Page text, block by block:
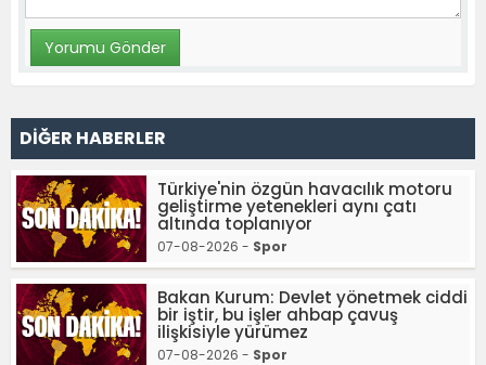
DİĞER HABERLER
Türkiye'nin özgün havacılık motoru
geliştirme yetenekleri aynı çatı
altında toplanıyor
07-08-2026 - Spor
Bakan Kurum: Devlet yönetmek ciddi
bir iştir, bu işler ahbap çavuş
ilişkisiyle yürümez
07-08-2026 - Spor